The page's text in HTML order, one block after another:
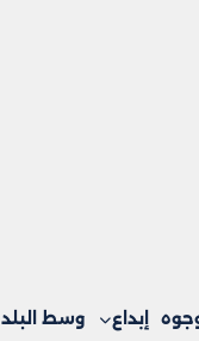
إبداع وسط البلد